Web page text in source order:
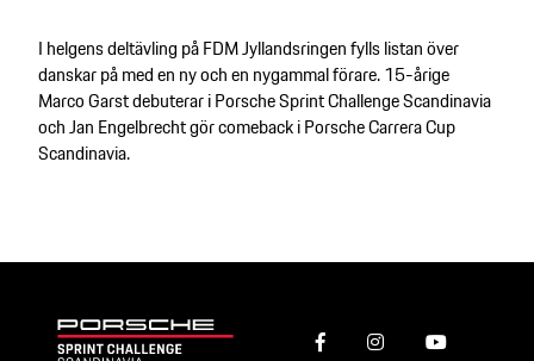
I helgens deltävling på FDM Jyllandsringen fylls listan över
danskar på med en ny och en nygammal förare. 15-årige
Marco Garst debuterar i Porsche Sprint Challenge Scandinavia
och Jan Engelbrecht gör comeback i Porsche Carrera Cup
Scandinavia.